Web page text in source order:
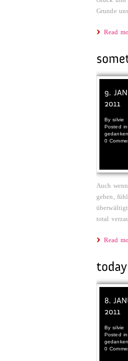
Grunde
Read
Bysilvie
Posted in
0
Auch
geben,
total
Read
Bysilvie
Posted in
0